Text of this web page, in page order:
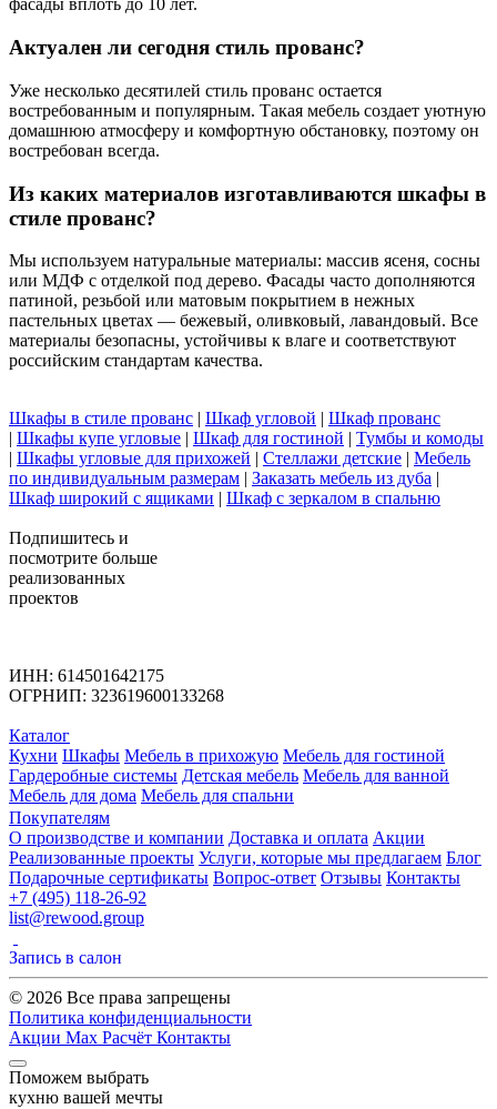
фасады вплоть до 10 лет.
Актуален ли сегодня стиль прованс?
Уже несколько десятилей стиль прованс остается
востребованным и популярным. Такая мебель создает уютную
домашнюю атмосферу и комфортную обстановку, поэтому он
востребован всегда.
Из каких материалов изготавливаются шкафы в
стиле прованс?
Мы используем натуральные материалы: массив ясеня, сосны
или МДФ с отделкой под дерево. Фасады часто дополняются
патиной, резьбой или матовым покрытием в нежных
пастельных цветах — бежевый, оливковый, лавандовый. Все
материалы безопасны, устойчивы к влаге и соответствуют
российским стандартам качества.
Шкафы в стиле прованс | Шкаф угловой | Шкаф прованс
| Шкафы купе угловые | Шкаф для гостиной | Тумбы и комоды
| Шкафы угловые для прихожей | Стеллажи детские | Мебель
по индивидуальным размерам | Заказать мебель из дуба |
Шкаф широкий с ящиками | Шкаф с зеркалом в спальню
Подпишитесь и
посмотрите больше
реализованных
проектов
ИНН: 614501642175
ОГРНИП: 323619600133268
Каталог
Кухни Шкафы Мебель в прихожую Мебель для гостиной
Гардеробные системы Детская мебель Мебель для ванной
Мебель для дома Мебель для спальни
Покупателям
О производстве и компании Доставка и оплата Акции
Реализованные проекты Услуги, которые мы предлагаем Блог
Подарочные сертификаты Вопрос-ответ Отзывы Контакты
+7 (495) 118-26-92
list@rewood.group
Запись в салон
© 2026 Все права запрещены
Политика конфиденциальности
Акции Max Расчёт Контакты
Поможем выбрать
кухню вашей мечты